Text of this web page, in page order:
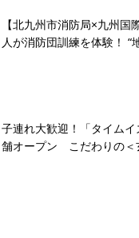
【北九州市消防局×九州国
人が消防団訓練を体験！ “
子連れ大歓迎！「タイム
舗オープン こだわりの＜